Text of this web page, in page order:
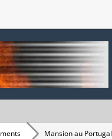
Mansion au Portugal